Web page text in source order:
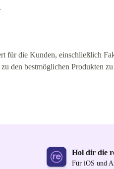
für die Kunden, einschließlich
den bestmöglichen Produkten zu
Hol dir die
Für iOS und